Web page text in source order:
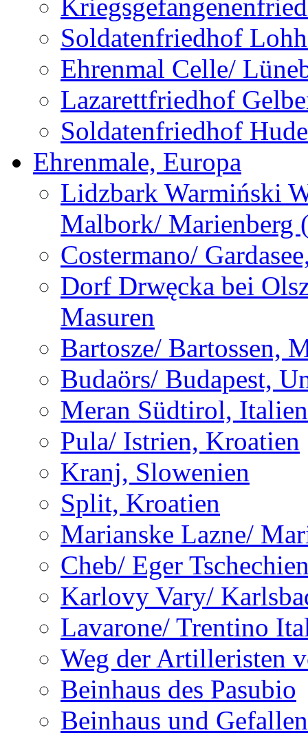
Soldatenfriedhof
Ehrenmal Celle/
Lazarettfriedhof
Soldatenfriedhof
Ehrenmale, Europa
Lidzbark Warmiński
Malbork/ Marienberg
Costermano/
Dorf Drwęcka bei
Masuren
Bartosze/ Bartossen,
Budaörs/ Budapest,
Meran Südtirol, Italien
Pula/ Istrien, Kroatien
Kranj, Slowenien
Split, Kroatien
Marianske Lazne/
Cheb/ Eger
Karlovy Vary/
Lavarone/ Trentino
Weg der Artilleristen
Beinhaus des Pasubio
Beinhaus und